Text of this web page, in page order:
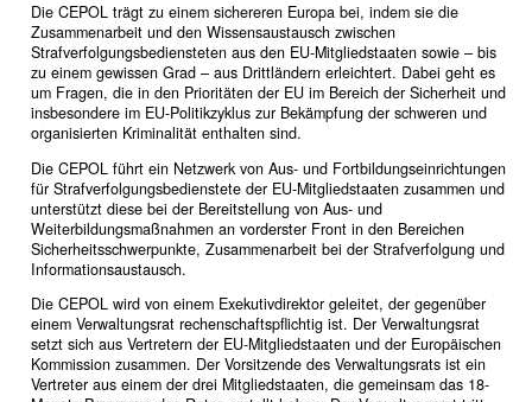
Die CEPOL trägt zu einem sichereren Europa bei, indem sie die
Zusammenarbeit und den Wissensaustausch zwischen
Strafverfolgungsbediensteten aus den EU-Mitgliedstaaten sowie – bis
zu einem gewissen Grad – aus Drittländern erleichtert. Dabei geht es
um Fragen, die in den Prioritäten der EU im Bereich der Sicherheit und
insbesondere im EU-Politikzyklus zur Bekämpfung der schweren und
organisierten Kriminalität enthalten sind.
Die CEPOL führt ein Netzwerk von Aus- und Fortbildungseinrichtungen
für Strafverfolgungsbedienstete der EU-Mitgliedstaaten zusammen und
unterstützt diese bei der Bereitstellung von Aus- und
Weiterbildungsmaßnahmen an vorderster Front in den Bereichen
Sicherheitsschwerpunkte, Zusammenarbeit bei der Strafverfolgung und
Informationsaustausch.
Die CEPOL wird von einem Exekutivdirektor geleitet, der gegenüber
einem Verwaltungsrat rechenschaftspflichtig ist. Der Verwaltungsrat
setzt sich aus Vertretern der EU-Mitgliedstaaten und der Europäischen
Kommission zusammen. Der Vorsitzende des Verwaltungsrats ist ein
Vertreter aus einem der drei Mitgliedstaaten, die gemeinsam das 18-